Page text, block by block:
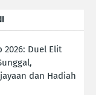
2026: Duel Elit
dan Hadiah